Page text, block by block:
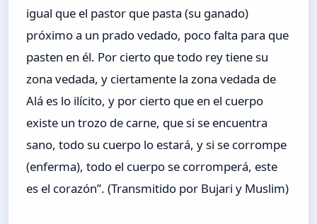
igual que el pastor que pasta (su ganado)
próximo a un prado vedado, poco falta para que
pasten en él. Por cierto que todo rey tiene su
zona vedada, y ciertamente la zona vedada de
Alá es lo ilícito, y por cierto que en el cuerpo
existe un trozo de carne, que si se encuentra
sano, todo su cuerpo lo estará, y si se corrompe
(enferma), todo el cuerpo se corromperá, este
es el corazón”. (Transmitido por Bujari y Muslim)